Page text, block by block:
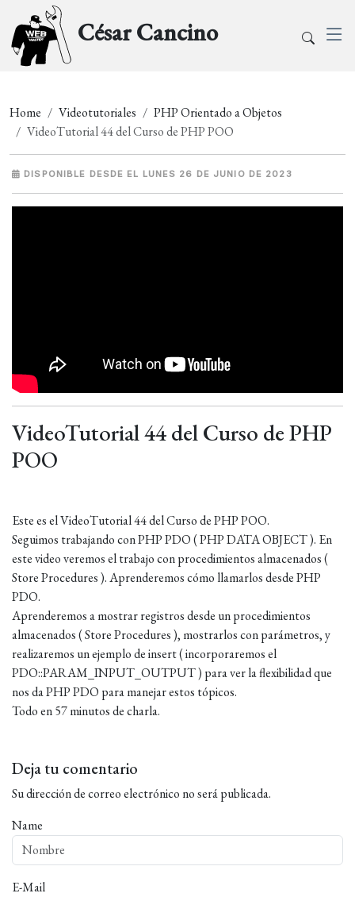
César Cancino
Home Videotutoriales
PHP Orientado a Objetos
VideoTutorial 44 del Curso de PHP POO
DISPONIBLE DESDE EL LUNES 26 DE JUNIO DE 2023
VideoTutorial 44 del Curso de PHP
POO
Este es el VideoTutorial 44 del Curso de PHP POO.
Seguimos trabajando con PHP PDO ( PHP DATA OBJECT ). En
este video veremos el trabajo con procedimientos almacenados (
Store Procedures ). Aprenderemos cómo llamarlos desde PHP
PDO.
Aprenderemos a mostrar registros desde un procedimientos
almacenados ( Store Procedures ), mostrarlos con parámetros, y
realizaremos un ejemplo de insert ( incorporaremos el
PDO::PARAM_INPUT_OUTPUT ) para ver la flexibilidad que
nos da PHP PDO para manejar estos tópicos.
Todo en 57 minutos de charla.
Deja tu comentario
Su dirección de correo electrónico no será publicada.
Name
E-Mail